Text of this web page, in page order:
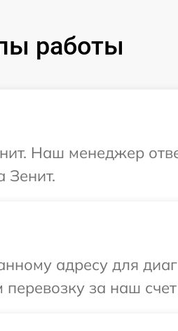
работы
Наш менеджер
Зенит.
адресу для
за наш